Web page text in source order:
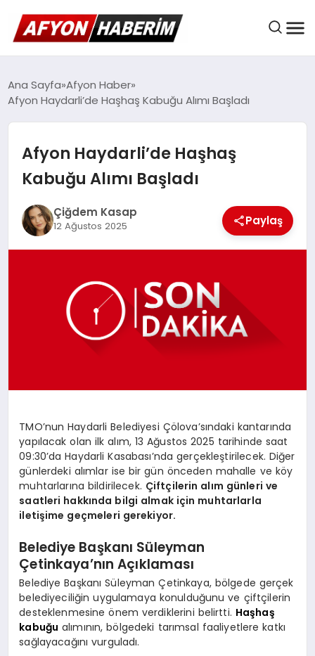
AFYON HABER
BELEDIYELER
EKONOMI
SAĞLIK
TEKNOLOJI
Ana Sayfa Afyon Haber
Afyon Haydarli’de Haşhaş Kabuğu Alımı Başladı
Afyon Haydarli’de Haşhaş
Kabuğu Alımı Başladı
Çiğdem Kasap
12 Ağustos 2025 Paylaş
TMO’nun Haydarli Belediyesi Çölova’sındaki kantarında
yapılacak olan ilk alım, 13 Ağustos 2025 tarihinde saat
09:30’da Haydarli Kasabası’nda gerçekleştirilecek. Diğer
günlerdeki alımlar ise bir gün önceden mahalle ve köy
muhtarlarına bildirilecek. Çiftçilerin alım günleri ve
saatleri hakkında bilgi almak için muhtarlarla
iletişime geçmeleri gerekiyor.
Belediye Başkanı Süleyman
Çetinkaya’nın Açıklaması
Belediye Başkanı Süleyman Çetinkaya, bölgede gerçek
belediyeciliğin uygulamaya konulduğunu ve çiftçilerin
desteklenmesine önem verdiklerini belirtti. Haşhaş
kabuğu alımının, bölgedeki tarımsal faaliyetlere katkı
sağlayacağını vurguladı.